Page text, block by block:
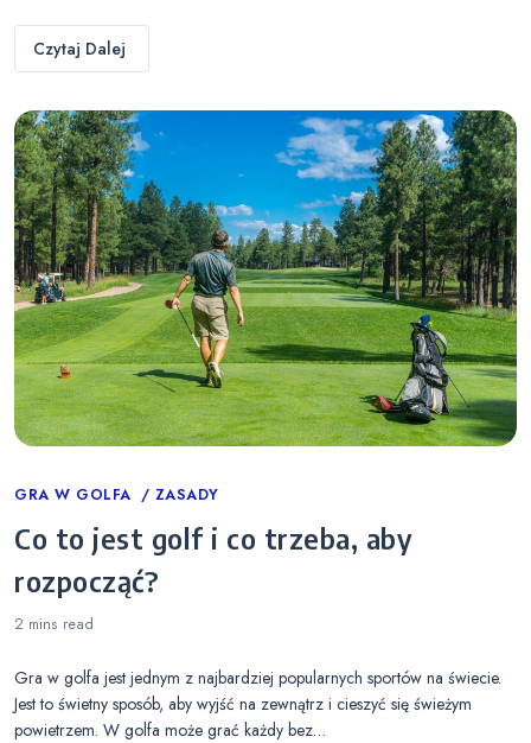
Czytaj Dalej
Categories
GRA W GOLFA ZASADY
Co to jest golf i co trzeba, aby
rozpocząć?
2 mins read
Gra w golfa jest jednym z najbardziej popularnych sportów na świecie.
Jest to świetny sposób, aby wyjść na zewnątrz i cieszyć się świeżym
powietrzem. W golfa może grać każdy bez…